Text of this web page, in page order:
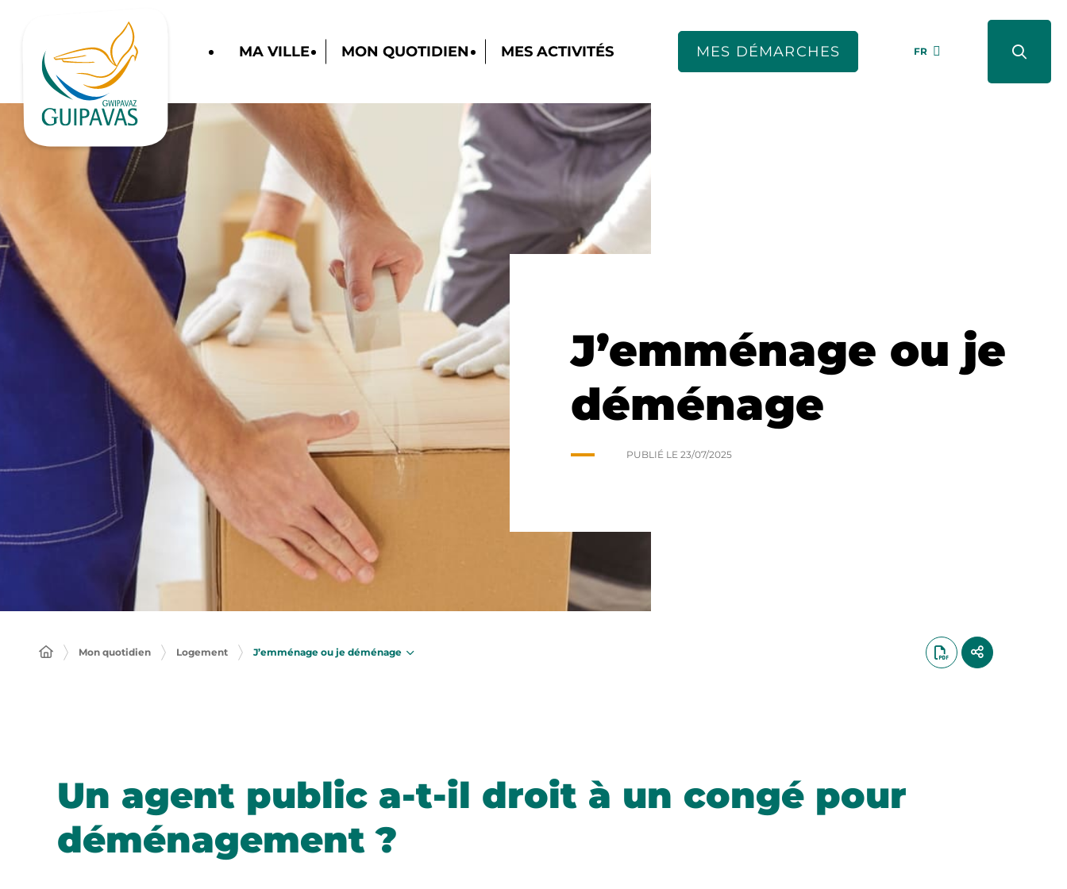
MA VILLE MON QUOTIDIEN MES ACTIVITÉS MES DÉMARCHES FR
J’emménage ou je
déménage
PUBLIÉ LE 23/07/2025
Mon quotidien Logement J’emménage ou je déménage
Un agent public a-t-il droit à un congé pour
déménagement ?